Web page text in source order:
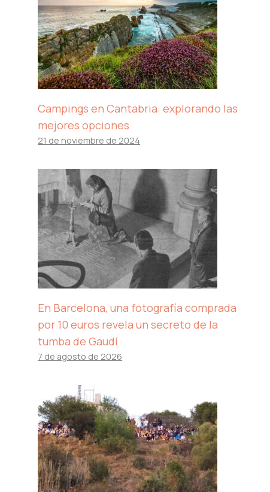
Campings en Cantabria: explorando las
mejores opciones
21 de noviembre de 2024
En Barcelona, ​​una fotografía comprada
por 10 euros revela un secreto de la
tumba de Gaudí
7 de agosto de 2026